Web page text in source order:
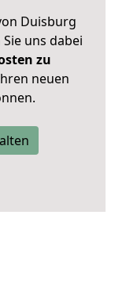
Duisburg
uns dabei
zu
neuen